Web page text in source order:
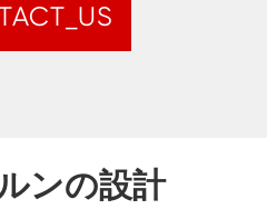
ンの設計